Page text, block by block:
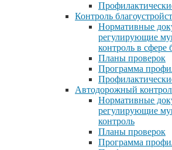
Контроль
Нормативные
регулирующие
контроль в сфере
Планы проверок
Программа
Автодорожный
Нормативные
регулирующие
контроль
Планы проверок
Программа